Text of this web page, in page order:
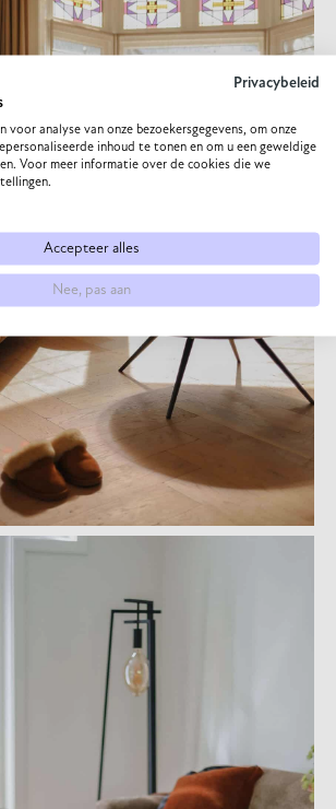
Privacybeleid
voor analyse van onze bezoekersgegevens, om onze
inhoud te tonen en om u een geweldige
Voor meer informatie over de cookies die we
Accepteer alles
Nee, pas aan